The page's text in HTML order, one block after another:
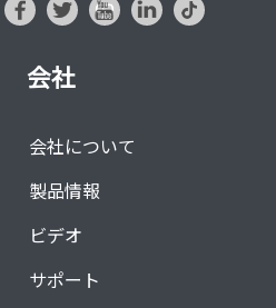
会社
会社について
製品情報
ビデオ
サポート